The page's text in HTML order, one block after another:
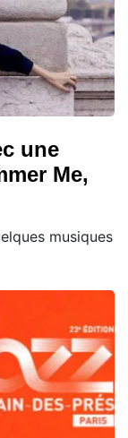
une
Me,
musiques